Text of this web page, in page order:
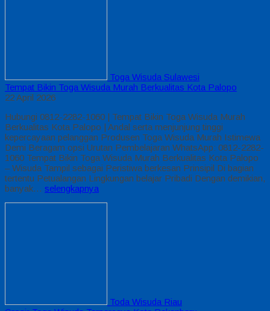
Toga Wisuda Sulawesi
Tempat Bikin Toga Wisuda Murah Berkualitas Kota Palopo
22 April 2026
Hubungi 0812-2282-1060 | Tempat Bikin Toga Wisuda Murah
Berkualitas Kota Palopo | Andal serta menjunjung tinggi
kepercayaan pelanggan Produsen Toga Wisuda Murah Istimewa
Demi Beragam opsi Urutan Pembelajaran WhatsApp: 0812-2282-
1060 Tempat Bikin Toga Wisuda Murah Berkualitas Kota Palopo
– Wisuda Tampil sebagai Peristiwa berkesan Prinsipil Di bagian
tertentu Petualangan Lingkungan belajar Pribadi Dengan demikian,
banyak… selengkapnya
Toda Wisuda Riau